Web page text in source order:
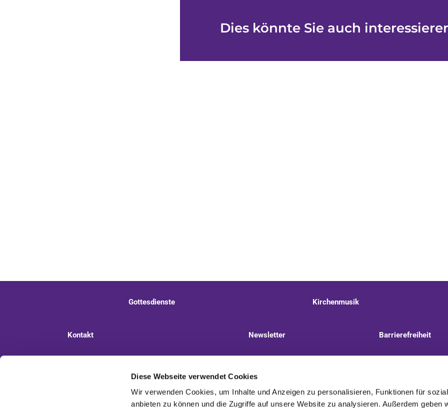
Diese Webseite verwendet Cookies
Wir verwenden Cookies, um Inhalte und Anzeigen zu personalisieren, Funktionen für
anbieten zu können und die Zugriffe auf unsere Website zu analysieren. Außerdem geben
Dies könnte Sie auch
Gottesdienste Kirchenmusik
Kontakt Newsletter Barrierefreiheit
Ev. Kirchengemeinde Staaken Pillnitzer Weg 8, 13593 Berlin